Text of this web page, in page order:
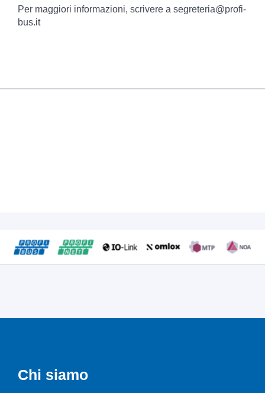
Per maggiori informazioni, scrivere a segreteria@profi-
bus.it
Chi siamo